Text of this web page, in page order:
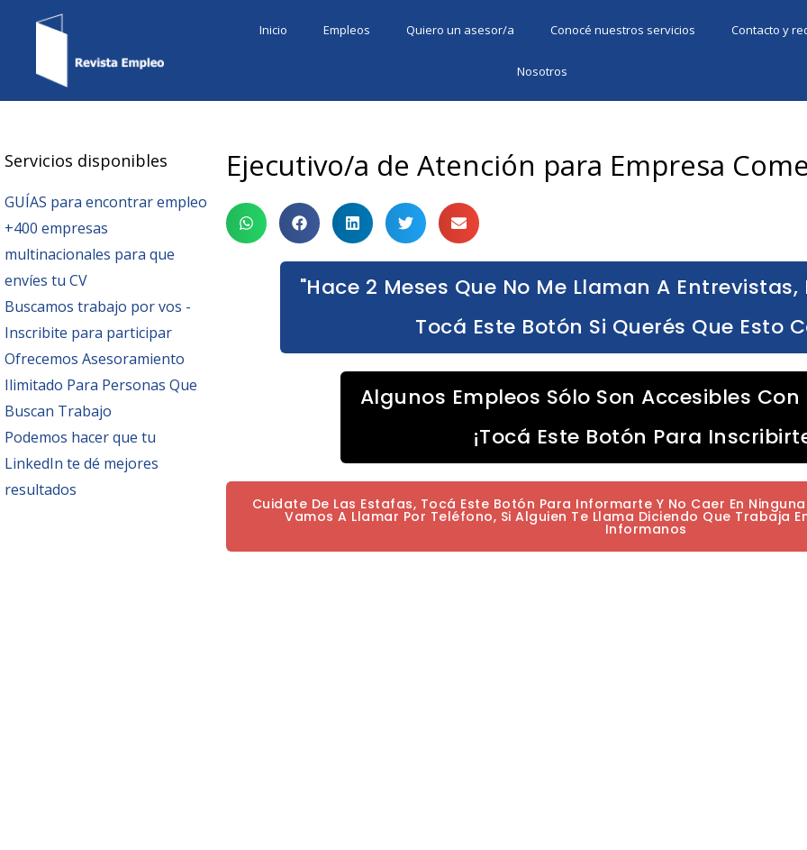
Inicio Empleos Quiero un asesor/a Conocé nuestros servicios Contacto y
Nosotros
Servicios disponibles
GUÍAS para encontrar empleo
+400 empresas
multinacionales para que
envíes tu CV
Buscamos trabajo por vos -
Inscribite para participar
Ofrecemos Asesoramiento
Ilimitado Para Personas Que
Buscan Trabajo
Podemos hacer que tu
LinkedIn te dé mejores
resultados
Ejecutivo/a de Atención para Empresa
"Hace 2 Meses Que No Me Llaman A Entrevistas,
Tocá Este Botón Si Querés Que Esto
Algunos Empleos Sólo Son Accesibles
¡Tocá Este Botón Para
Cuidate De Las Estafas, Tocá Este Botón Para Informarte Y No Caer En
Vamos A Llamar Por Teléfono, Si Alguien Te Llama Diciendo Que Trabaja
Informanos